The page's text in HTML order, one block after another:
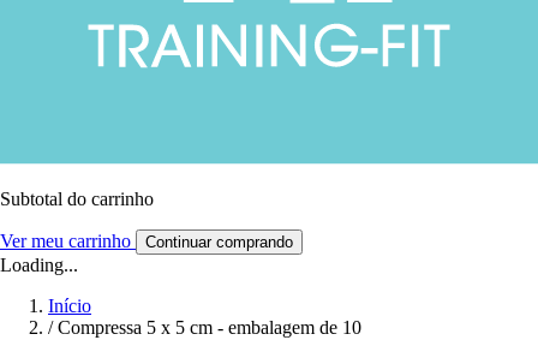
Subtotal do carrinho
Ver meu carrinho Continuar comprando
Loading...
Início
/ Compressa 5 x 5 cm - embalagem de 10